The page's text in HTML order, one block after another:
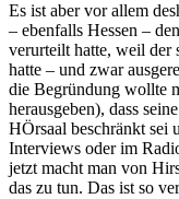
Es ist aber vor allem
– ebenfalls Hessen –
verurteilt hatte, weil der
hatte – und zwar
die Begründung wollte
herausgeben), dass
HÖrsaal beschränkt sei
Interviews oder im
jetzt macht man von
das zu tun. Das ist so